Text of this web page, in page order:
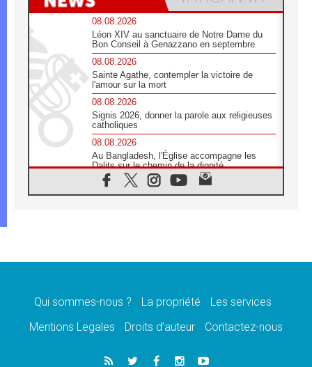
08.08.2026
Léon XIV au sanctuaire de Notre Dame du
Bon Conseil à Genazzano en septembre
08.08.2026
Sainte Agathe, contempler la victoire de
l'amour sur la mort
08.08.2026
Signis 2026, donner la parole aux religieuses
catholiques
08.08.2026
Au Bangladesh, l'Église accompagne les
Dalits sur le chemin de la dignité
07.08.2026
Philippines: le vicariat apostolique de
07.08.2026
07.08.2026
une signature»
Le programme du voyage apostolique du
Qui sommes-nous ? La propriété
Les services
Mentions Legales
Droits d’auteur Contactez-nous